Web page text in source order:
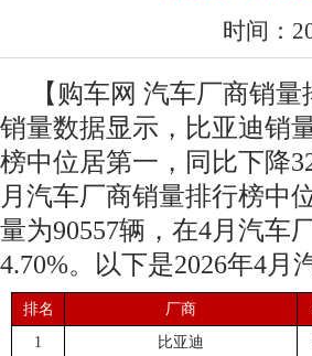
时间：
【购车网 汽车厂商销
销量数据显示，比亚迪销
榜中位居第一，同比下降
月汽车厂商销量排行榜中
量为90557辆，在4月汽车
4.70%。以下是2026年4月
排名 厂商
1
比亚迪